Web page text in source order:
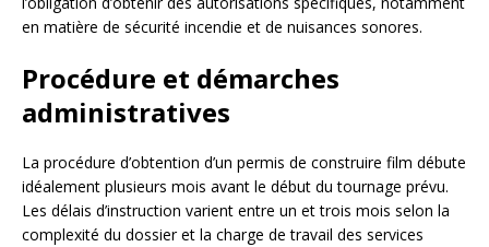
en matière de sécurité incendie et de nuisances sonores.
Procédure et démarches
administratives
La procédure d’obtention d’un permis de construire film débute
idéalement plusieurs mois avant le début du tournage prévu.
Les délais d’instruction varient entre un et trois mois selon la
complexité du dossier et la charge de travail des services